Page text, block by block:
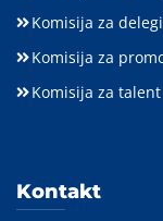
Komisija za
Komisija za
Komisija za
Kontakt